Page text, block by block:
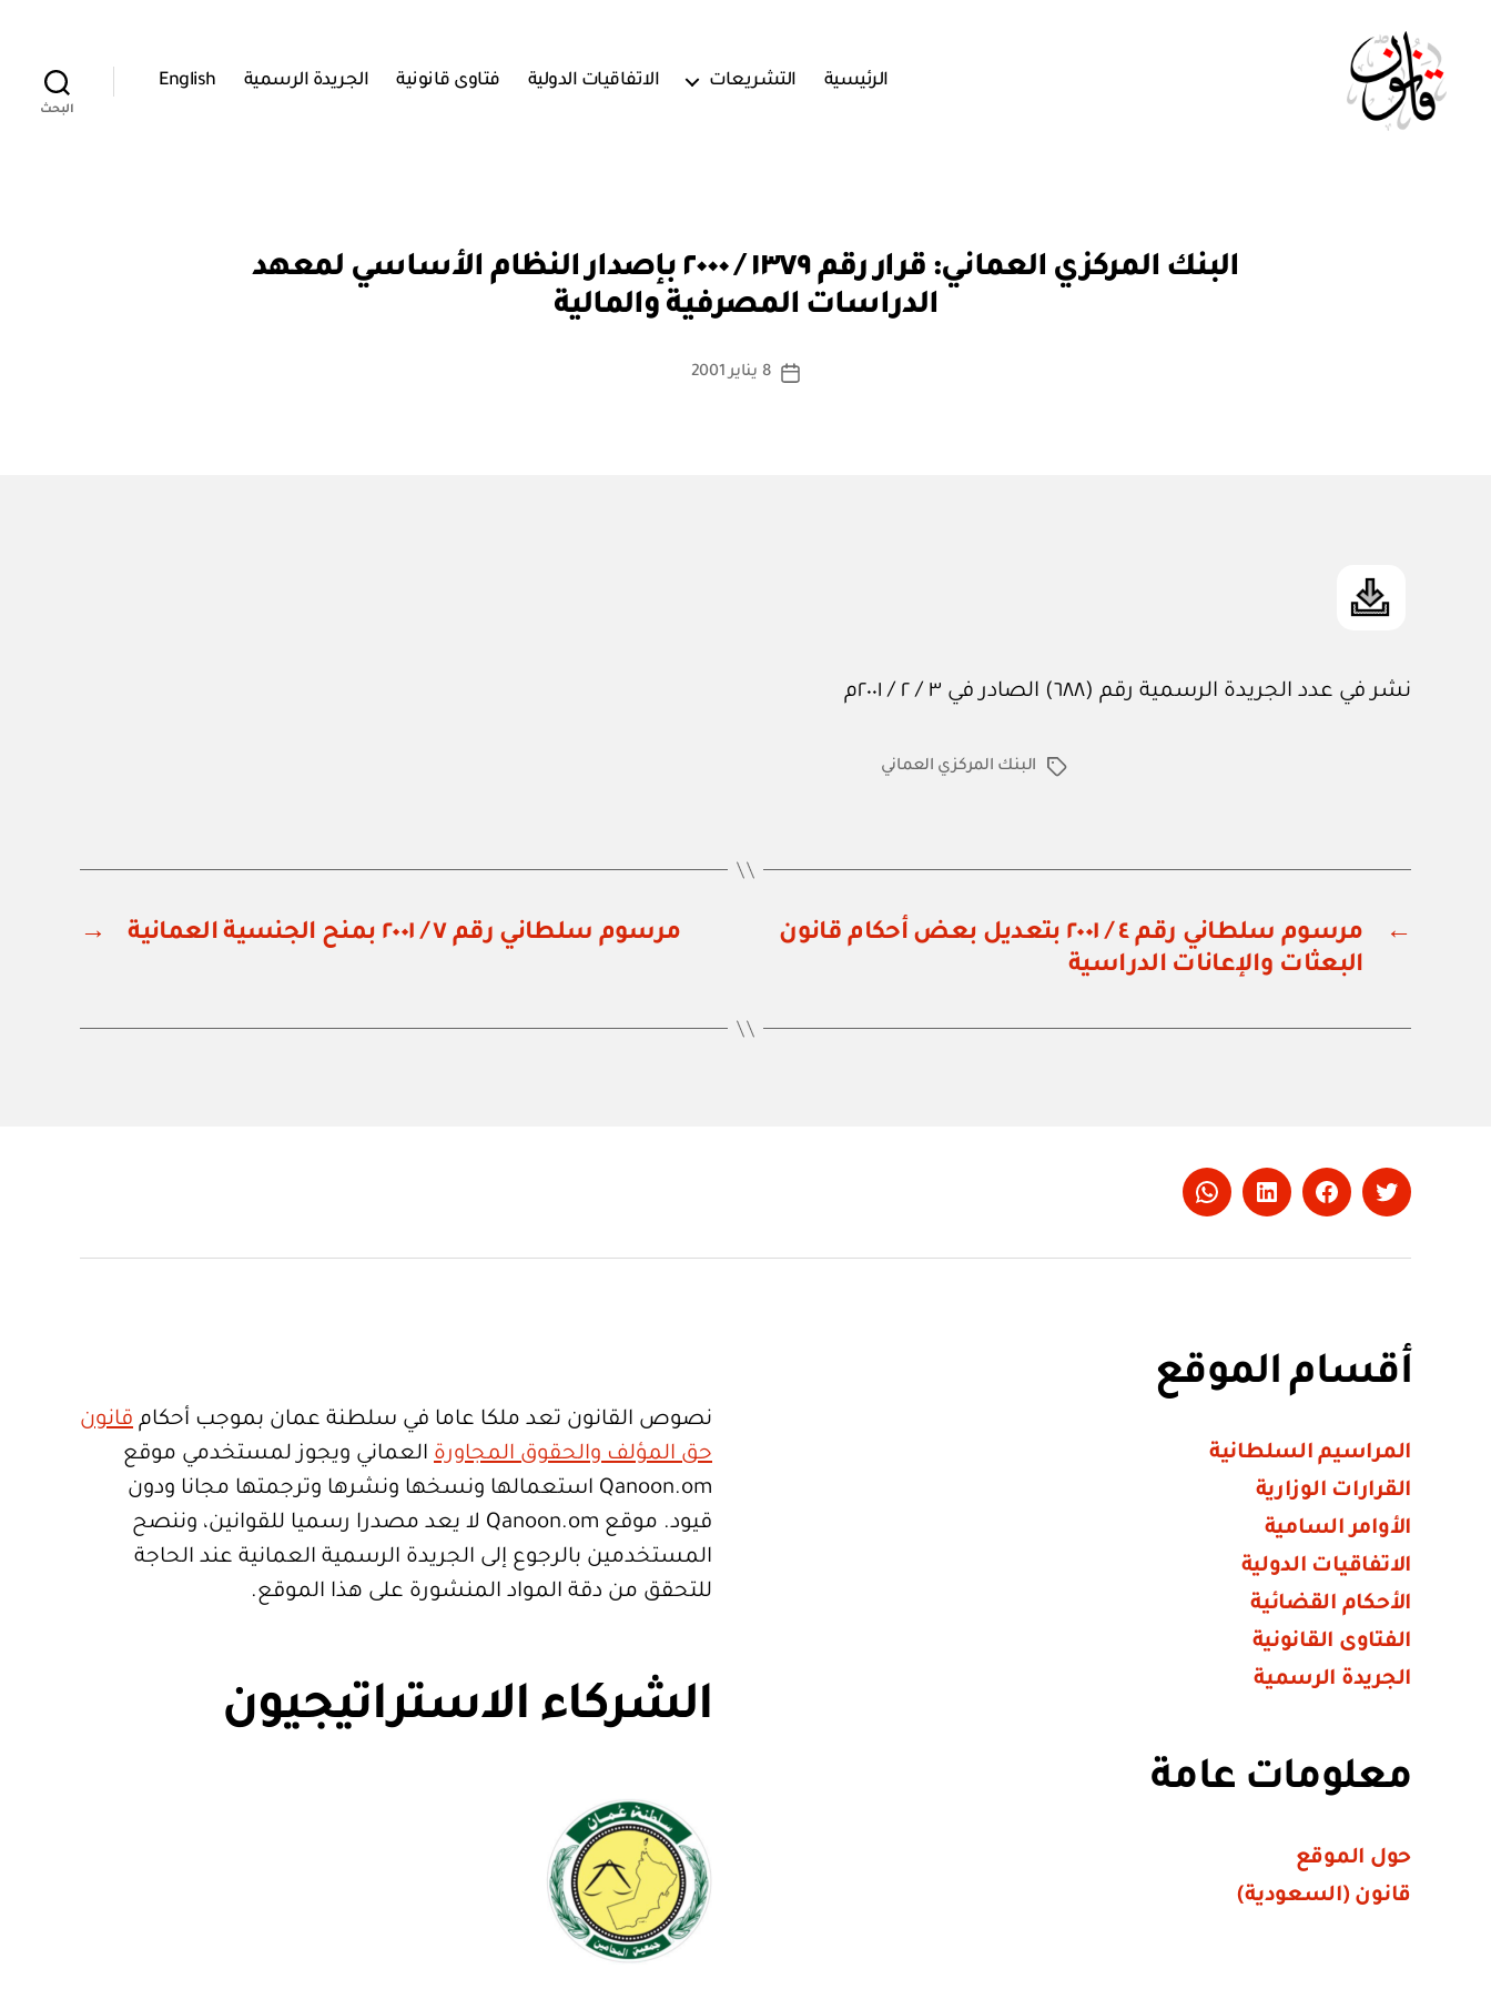
الرئيسية التشريعات الاتفاقيات الدولية فتاوى قانونية الجريدة الرسمية English
البحث
التصنيفات
البنك المركزي العماني: قرار رقم ١٣٧٩ / ٢٠٠٠ بإصدار النظام الأساسي لمعهد
الدراسات المصرفية والمالية
كاتب
بو
س
ة
تاريخ
8 يناير 2001
نشر في عدد الجريدة الرسمية رقم (٦٨٨) الصادر في ٣ / ٢ / ٢٠٠١م
الوسومالبنك المركزي العماني
←
مرسوم سلطاني رقم ٤ / ٢٠٠١ بتعديل بعض أحكام قانون
البعثات والإعانات الدراسية
→ مرسوم سلطاني رقم ٧ / ٢٠٠١ بمنح الجنسية العمانية
Twitter
Facebook
LinkedIn
Whatsapp
أقسام الموقع
المراسيم السلطانية
القرارات الوزارية
الأوامر السامية
الاتفاقيات الدولية
الأحكام القضائية
الفتاوى القانونية
الجريدة الرسمية
معلومات عامة
حول الموقع
قانون (السعودية)
نصوص القانون تعد ملكا عاما في سلطنة عمان بموجب أحكام قانون
حق المؤلف والحقوق المجاورة العماني ويجوز لمستخدمي موقع
Qanoon.om استعمالها ونسخها ونشرها وترجمتها مجانا ودون
قيود. موقع Qanoon.om لا يعد مصدرا رسميا للقوانين، وننصح
المستخدمين بالرجوع إلى الجريدة الرسمية العمانية عند الحاجة
للتحقق من دقة المواد المنشورة على هذا الموقع.
الشركاء الاستراتيجيون